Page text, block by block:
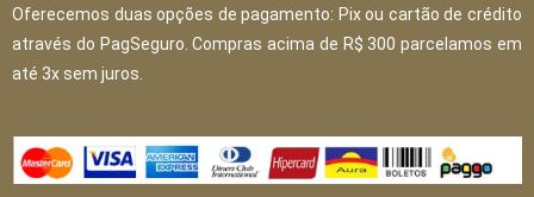
Oferecemos duas opções de pagamento: Pix ou cartão de crédito
através do PagSeguro. Compras acima de R$ 300 parcelamos em
até 3x sem juros.